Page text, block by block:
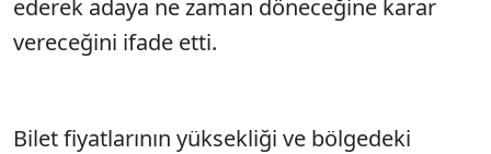
ederek adaya ne zaman döneceğine karar
vereceğini ifade etti.
Bilet fiyatlarının yüksekliği ve bölgedeki